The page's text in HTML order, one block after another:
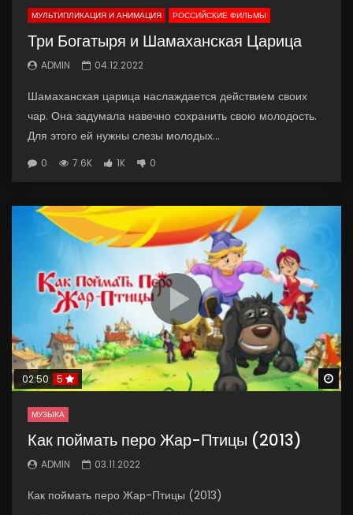
МУЛЬТИПЛИКАЦИЯ И АНИМАЦИЯ РОССИЙСКИЕ ФИЛЬМЫ
Три Богатыря и Шамаханская Царица
ADMIN 04.12.2022
Шамаханская царица наслаждается действием своих
чар. Она задумала навечно сохранить свою молодость.
Для этого ей нужны слезы молодых...
0 7.6K 1K 0
02:50 5
МУЗЫКА
Как поймать перо Жар-Птицы (2013)
ADMIN 03.11.2022
Как поймать перо Жар-Птицы (2013)